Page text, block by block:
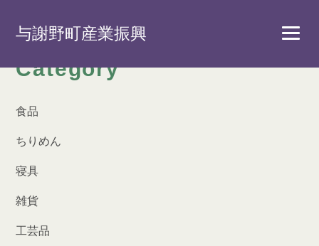
与謝野町産業振興
Category
食品
ちりめん
寝具
雑貨
工芸品